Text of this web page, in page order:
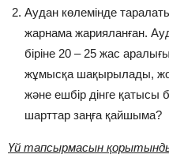
Аудан көлемінде
жарнама жарияланған.
біріне 20 – 25 жас
жұмысқа шақырылады,
және ешбір дінге
шарттар заңға қайшыма?
Үй тапсырмасын